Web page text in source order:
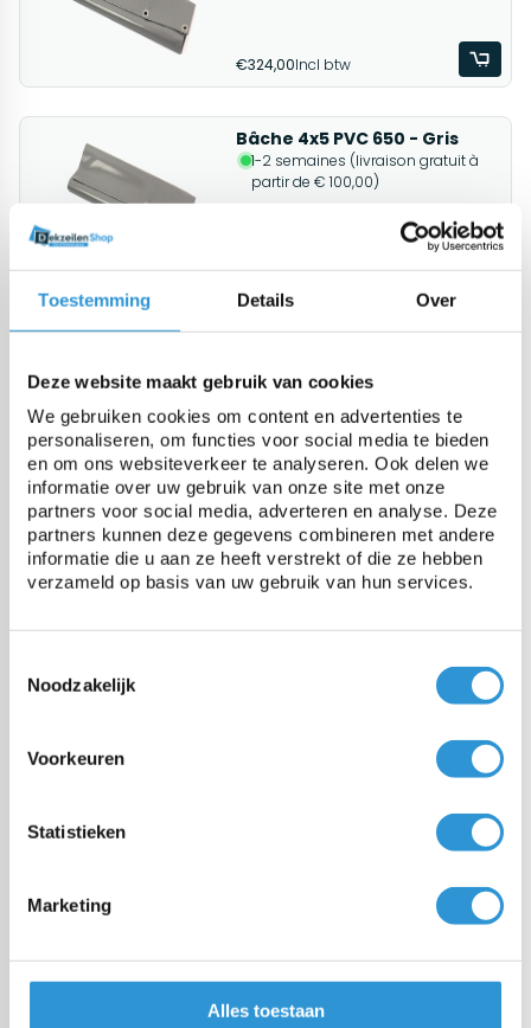
Toestemming Details Over
Deze website maakt gebruik van cookies
We gebruiken cookies om content en advertenties te
personaliseren, om functies voor social media te bieden
en om ons websiteverkeer te analyseren. Ook delen we
informatie over uw gebruik van onze site met onze
partners voor social media, adverteren en analyse. Deze
partners kunnen deze gegevens combineren met andere
informatie die u aan ze heeft verstrekt of die ze hebben
verzameld op basis van uw gebruik van hun services.
Noodzakelijk
Voorkeuren
Statistieken
Marketing
Alles toestaan
€324,00Incl btw
Bâche 4x5 PVC 650 - Gris
1-2 semaines (livraison gratuit à
partir de € 100,00)
Bâche 4x5 PVC 650 - Vert
partir de € 100,00)
€279,00Incl btw
Bâche 3x6 PVC 650 - Vert
1-2 semaines (livraison gratuit à
partir de € 100,00)
1-2 semaines (livraison gratuit à
Bâche 3x5 PVC 650 - Gris